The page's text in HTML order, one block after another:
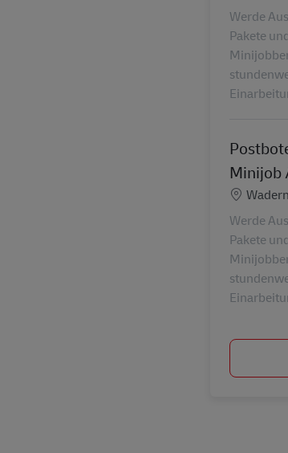
Werde
Pakete
Minijob
Lieu
Werde
Pakete